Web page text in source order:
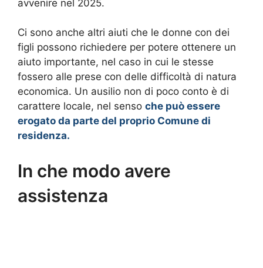
avvenire nel 2025.
Ci sono anche altri aiuti che le donne con dei
figli possono richiedere per potere ottenere un
aiuto importante, nel caso in cui le stesse
fossero alle prese con delle difficoltà di natura
economica. Un ausilio non di poco conto è di
carattere locale, nel senso che può essere
erogato da parte del proprio Comune di
residenza.
In che modo avere
assistenza